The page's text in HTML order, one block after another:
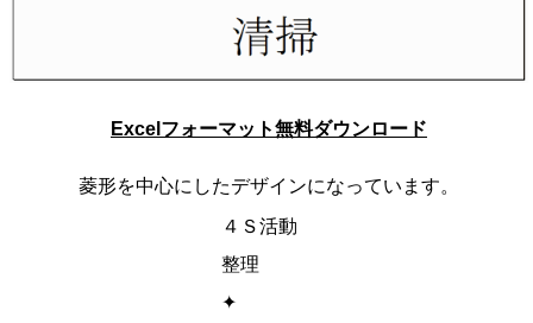
Excelフォーマット無料ダウンロード
菱形を中心にしたデザインになっています。
４Ｓ活動
整理
✦